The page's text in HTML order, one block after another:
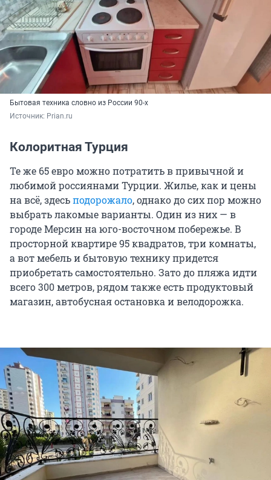
Бытовая техника словно из России 90-х
Источник: Prian.ru
Колоритная Турция
Те же 65 евро можно потратить в привычной и
любимой россиянами Турции. Жилье, как и цены
на всё, здесьподорожало, однако до сих пор можно
выбрать лакомые варианты. Один из них — в
городе Мерсин на юго-восточном побережье. В
просторной квартире 95 квадратов, три комнаты,
а вот мебель и бытовую технику придется
приобретать самостоятельно. Зато до пляжа идти
всего 300 метров, рядом также есть продуктовый
магазин, автобусная остановка и велодорожка.